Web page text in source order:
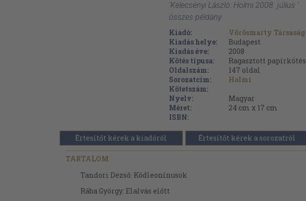
'Kelecsényi László: Holmi 2008. július '
összes példány
Kiadó:
Vörösmarty Társaság
Kiadás helye:
Budapest
Kiadás éve:
2008
Kötés típusa:
Ragasztott papírkötés
Oldalszám:
147 oldal
Sorozatcím:
Holmi
Kötetszám:
Nyelv:
Magyar
Méret:
24 cm x 17 cm
ISBN:
Értesítőt kérek a kiadóról Értesítőt kérek a sorozatról
TARTALOM
Tandori Dezső: Ködleonínusok
Rába György: Elalvás előtt